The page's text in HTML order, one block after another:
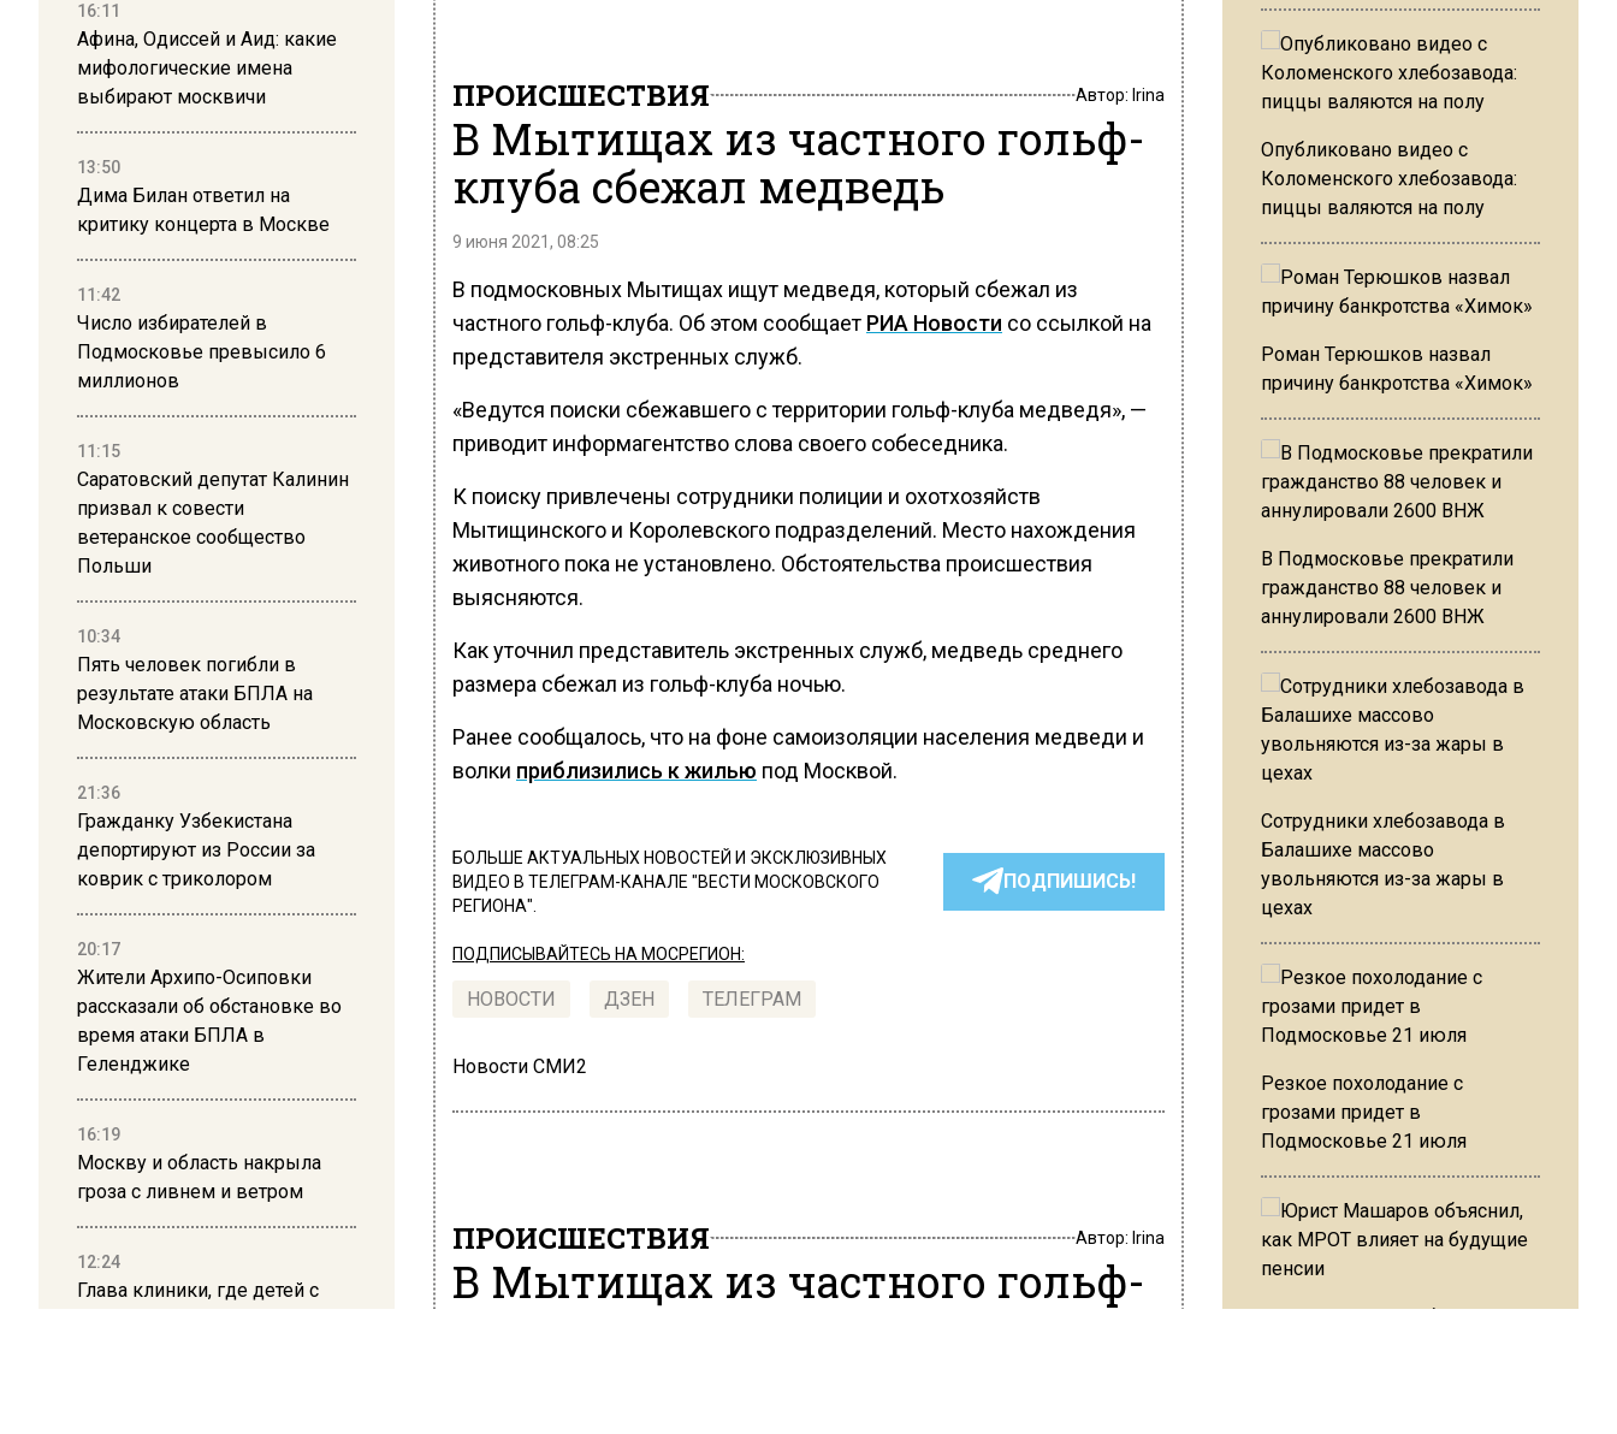
16:11
Афина, Одиссей и Аид: какие
мифологические имена
выбирают москвичи
13:50
Дима Билан ответил на
критику концерта в Москве
11:42
Число избирателей в
Подмосковье превысило 6
миллионов
11:15
Саратовский депутат Калинин
призвал к совести
ветеранское сообщество
Польши
10:34
Пять человек погибли в
результате атаки БПЛА на
Московскую область
21:36
Гражданку Узбекистана
депортируют из России за
коврик с триколором
20:17
Жители Архипо-Осиповки
рассказали об обстановке во
время атаки БПЛА в
Геленджике
16:19
Москву и область накрыла
гроза с ливнем и ветром
12:24
Глава клиники, где детей с
ПРОИСШЕСТВИЯ Автор: Irina
В Мытищах из частного гольф-
клуба сбежал медведь
9 июня 2021, 08:25
В подмосковных Мытищах ищут медведя, который сбежал из
частного гольф-клуба. Об этом сообщает РИА Новости со ссылкой на
представителя экстренных служб.
«Ведутся поиски сбежавшего с территории гольф-клуба медведя», —
приводит информагентство слова своего собеседника.
К поиску привлечены сотрудники полиции и охотхозяйств
Мытищинского и Королевского подразделений. Место нахождения
животного пока не установлено. Обстоятельства происшествия
выясняются.
Как уточнил представитель экстренных служб, медведь среднего
размера сбежал из гольф-клуба ночью.
Ранее сообщалось, что на фоне самоизоляции населения медведи и
волки приблизились к жилью под Москвой.
БОЛЬШЕ АКТУАЛЬНЫХ НОВОСТЕЙ И ЭКСКЛЮЗИВНЫХ
ВИДЕО В ТЕЛЕГРАМ-КАНАЛЕ "ВЕСТИ МОСКОВСКОГО
РЕГИОНА".
ПОДПИШИСЬ!
ПОДПИСЫВАЙТЕСЬ НА МОСРЕГИОН:
НОВОСТИ ДЗЕН ТЕЛЕГРАМ
Новости СМИ2
ПРОИСШЕСТВИЯ Автор: Irina
В Мытищах из частного гольф-
Опубликовано видео с
Коломенского хлебозавода:
пиццы валяются на полу
Роман Терюшков назвал
причину банкротства «Химок»
В Подмосковье прекратили
гражданство 88 человек и
аннулировали 2600 ВНЖ
Сотрудники хлебозавода в
Балашихе массово
увольняются из-за жары в
цехах
Резкое похолодание с
грозами придет в
Подмосковье 21 июля
Юрист Машаров объяснил, как